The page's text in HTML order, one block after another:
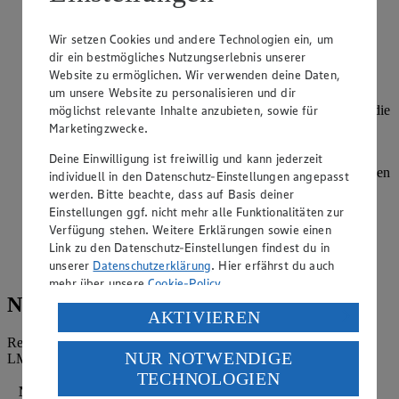
ablöschen.
Mit Rinderbrühe und 1 L Wasser auffüllen. Oregano,
Thymian und Lorbeerblätter hineingeben und im
verschlossenen Dutch Oven 2 Stunden schmoren lassen.
Dabei die Hälfte der Briketts entfernen und ablöschen, um die
Hitze zu reduzieren.
Nochmals 3-4 Briketts durchglühen und gegen bereits
verkohlte Briketts austauschen. Den Deckel vom Dutch Oven
abnehmen und das Gulasch weitere 30 Minuten köcheln
lassen.
Petersilie waschen, trocken schütteln und fein hacken. Das
Gulasch mit Petersilie garnieren und zu Salzkartoffeln oder
Nudeln servieren.
Nährwerte
Referenzmenge für einen durchschnittlichen Erwachsenen laut
LMIV (8.400 kJ/2.000 kcal).
Nährwerte
Wir setzen Cookies und andere Technologien ein, um
dir ein bestmögliches Nutzungserlebnis unserer
Website zu ermöglichen. Wir verwenden deine Daten,
um unsere Website zu personalisieren und dir
möglichst relevante Inhalte anzubieten, sowie für
Marketingzwecke.
Deine Einwilligung ist freiwillig und kann jederzeit
individuell in den Datenschutz-Einstellungen angepasst
werden. Bitte beachte, dass auf Basis deiner
Einstellungen ggf. nicht mehr alle Funktionalitäten zur
Verfügung stehen. Weitere Erklärungen sowie einen
Link zu den Datenschutz-Einstellungen findest du in
unserer Datenschutzerklärung. Hier erfährst du auch
mehr über unsereCookie-Policy.
Verarbeitung deiner personenbezogenen Daten in den
USA durch Facebook und YouTube:
Wenn du auf „Aktivieren“ klickst, willigst du im Sinne
des Art. 49 Abs. 1 Satz 1 lit. a) DSGVO ein, dass deine
AKTIVIEREN
NUR NOTWENDIGE
TECHNOLOGIEN